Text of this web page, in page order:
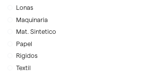
Lonas
Maquinaria
Mat. Sintetico
Papel
Rigidos
Textil